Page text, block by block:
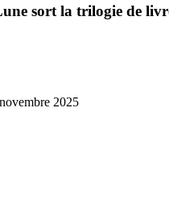
sort
!
sort la trilogie de
2025